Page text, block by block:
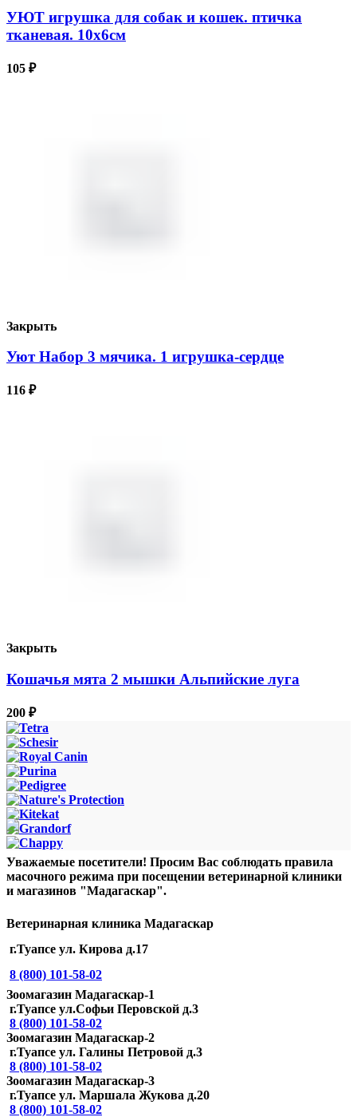
УЮТ игрушка для собак и кошек. птичка
тканевая. 10х6см
105 ₽
Закрыть
Уют Набор 3 мячика. 1 игрушка-сердце
116 ₽
Закрыть
Кошачья мята 2 мышки Альпийские луга
200 ₽
Уважаемые посетители! Просим Вас соблюдать правила
масочного режима при посещении ветеринарной клиники
и магазинов "Мадагаскар".
Ветеринарная клиника Мадагаскар
г.Туапсе ул. Кирова д.17
8 (800) 101-58-02
Зоомагазин Мадагаскар-1
г.Туапсе ул.Софьи Перовской д.3
8 (800) 101-58-02
Зоомагазин Мадагаскар-2
г.Туапсе ул. Галины Петровой д.3
8 (800) 101-58-02
Зоомагазин Мадагаскар-3
г.Туапсе ул. Маршала Жукова д.20
8 (800) 101-58-02